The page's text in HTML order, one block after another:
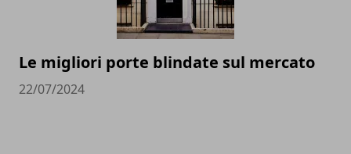
Le migliori porte blindate sul mercato
22/07/2024